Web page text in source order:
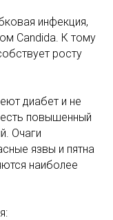
инфекция,
Candida. К тому
росту
диабет и не
повышенный
Очаги
язвы и пятна
наиболее